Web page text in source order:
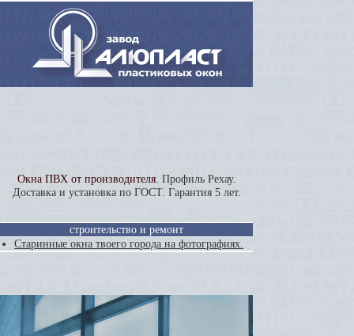
Окна ПВХ от производителя. Профиль Рехау.
Доставка и установка по ГОСТ. Гарантия 5 лет.
строительство и ремонт
Старинные окна твоего города на фотографиях.